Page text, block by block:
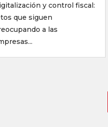
y control fiscal:
que siguen
a las